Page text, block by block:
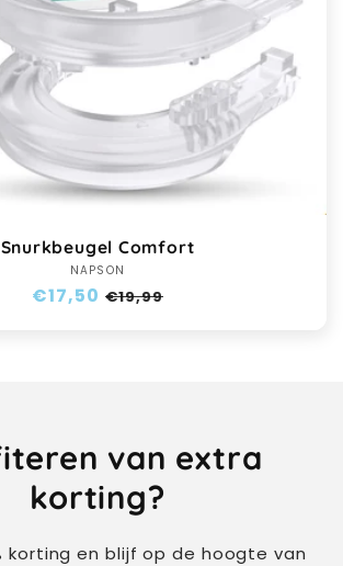
Snurkbeugel Comfort
Verkoper:
NAPSON
Normale
€17,50 Aanbiedingsprijs
€19,99
van extra
korting?
korting en blijf op de hoogte van